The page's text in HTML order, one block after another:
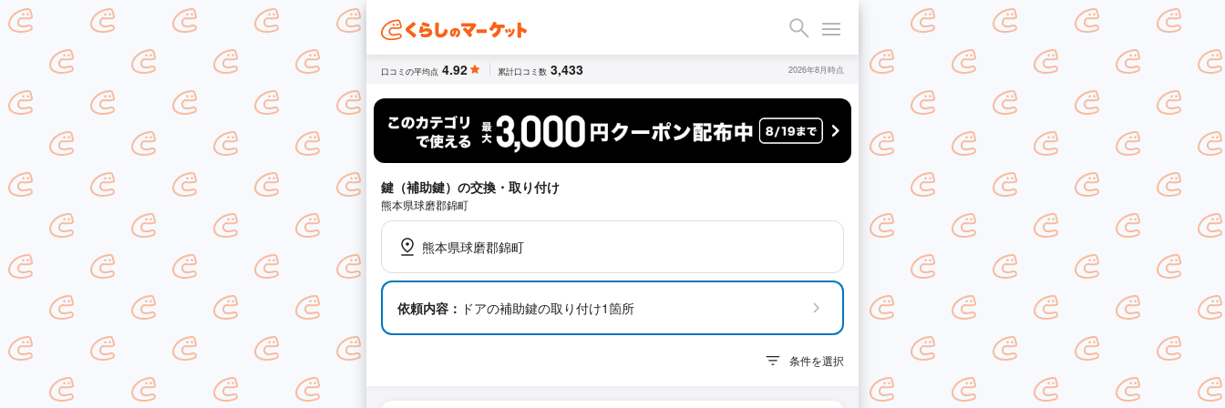
口コミの平均点 4.92 累計口コミ数 3,433 2026年8月時点
鍵（補助鍵）の交換・取り付け
熊本県球磨郡錦町
熊本県球磨郡錦町
依頼内容： ドアの補助鍵の取り付け1箇所
条件を選択